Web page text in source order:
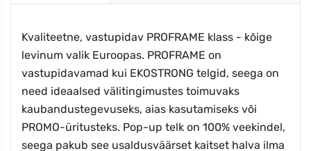
Kvaliteetne, vastupidav PROFRAME klass - kõige
levinum valik Euroopas. PROFRAME on
vastupidavamad kui EKOSTRONG telgid, seega on
need ideaalsed välitingimustes toimuvaks
kaubandustegevuseks, aias kasutamiseks või
PROMO-üritusteks. Pop-up telk on 100% veekindel,
seega pakub see usaldusväärset kaitset halva ilma